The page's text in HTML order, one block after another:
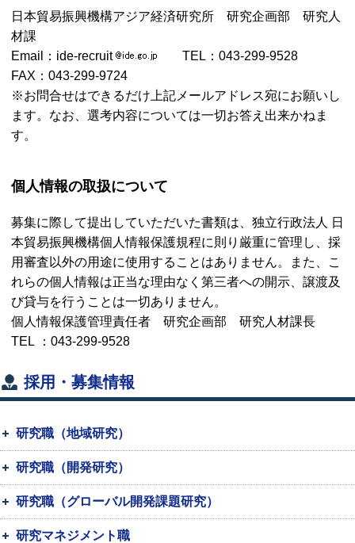
日本貿易振興機構アジア経済研究所 研究企画部 研究人
材課
Email
：ide-recruit TEL ：043-299-9528
FAX ：043-299-9724
※お問合せはできるだけ上記メールアドレス宛にお願いし
ます。なお、選考内容については一切お答え出来かねま
す。
個人情報の取扱について
募集に際して提出していただいた書類は、独立行政法人 日
本貿易振興機構個人情報保護規程に則り厳重に管理し、採
用審査以外の用途に使用することはありません。また、こ
れらの個人情報は正当な理由なく第三者への開示、譲渡及
び貸与を行うことは一切ありません。
個人情報保護管理責任者 研究企画部 研究人材課長
TEL ：043-299-9528
採用・募集情報
研究職（地域研究）
研究職（開発研究）
研究職（グローバル開発課題研究）
研究マネジメント職